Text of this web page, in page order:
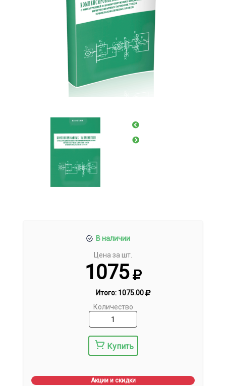
В наличии
Цена за шт.
1075
Итого: 1075.00
Количество
Купить
Акции и скидки